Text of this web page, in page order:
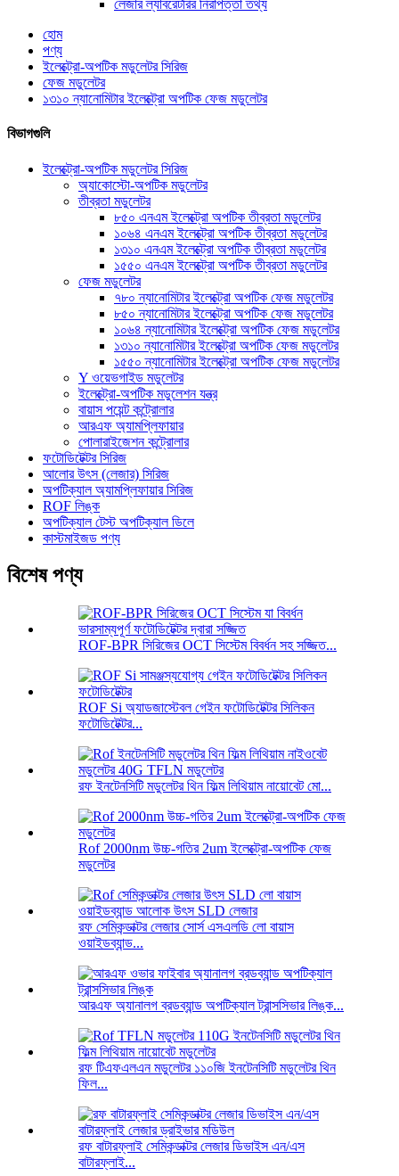
লেজার ল্যাবরেটরির নিরাপত্তা তথ্য
হোম
পণ্য
ইলেক্ট্রো-অপটিক মডুলেটর সিরিজ
ফেজ মডুলেটর
১৩১০ ন্যানোমিটার ইলেক্ট্রো অপটিক ফেজ মডুলেটর
বিভাগগুলি
ইলেক্ট্রো-অপটিক মডুলেটর সিরিজ
অ্যাকোস্টো-অপটিক মডুলেটর
তীব্রতা মডুলেটর
৮৫০ এনএম ইলেক্ট্রো অপটিক তীব্রতা মডুলেটর
১০৬৪ এনএম ইলেক্ট্রো অপটিক তীব্রতা মডুলেটর
১৩১০ এনএম ইলেক্ট্রো অপটিক তীব্রতা মডুলেটর
১৫৫০ এনএম ইলেক্ট্রো অপটিক তীব্রতা মডুলেটর
ফেজ মডুলেটর
৭৮০ ন্যানোমিটার ইলেক্ট্রো অপটিক ফেজ মডুলেটর
৮৫০ ন্যানোমিটার ইলেক্ট্রো অপটিক ফেজ মডুলেটর
১০৬৪ ন্যানোমিটার ইলেক্ট্রো অপটিক ফেজ মডুলেটর
১৩১০ ন্যানোমিটার ইলেক্ট্রো অপটিক ফেজ মডুলেটর
১৫৫০ ন্যানোমিটার ইলেক্ট্রো অপটিক ফেজ মডুলেটর
Y ওয়েভগাইড মডুলেটর
ইলেক্ট্রো-অপটিক মডুলেশন যন্ত্র
বায়াস পয়েন্ট কন্ট্রোলার
আরএফ অ্যামপ্লিফায়ার
পোলারাইজেশন কন্ট্রোলার
ফটোডিটেক্টর সিরিজ
আলোর উৎস (লেজার) সিরিজ
অপটিক্যাল অ্যামপ্লিফায়ার সিরিজ
ROF লিঙ্ক
অপটিক্যাল টেস্ট অপটিক্যাল ডিলে
কাস্টমাইজড পণ্য
বিশেষ পণ্য
ROF-BPR সিরিজের OCT সিস্টেম বিবর্ধন সহ সজ্জিত...
ROF Si অ্যাডজাস্টেবল গেইন ফটোডিটেক্টর সিলিকন
ফটোডিটেক্টর...
রফ ইনটেনসিটি মডুলেটর থিন ফিল্ম লিথিয়াম নায়োবেট মো...
Rof 2000nm উচ্চ-গতির 2um ইলেক্ট্রো-অপটিক ফেজ
মডুলেটর
রফ সেমিকন্ডাক্টর লেজার সোর্স এসএলডি লো বায়াস
ওয়াইডব্যান্ড...
আরএফ অ্যানালগ ব্রডব্যান্ড অপটিক্যাল ট্রান্সসিভার লিঙ্ক...
রফ টিএফএলএন মডুলেটর ১১০জি ইনটেনসিটি মডুলেটর থিন
ফিল...
রফ বাটারফ্লাই সেমিকন্ডাক্টর লেজার ডিভাইস এন/এস
বাটারফ্লাই...